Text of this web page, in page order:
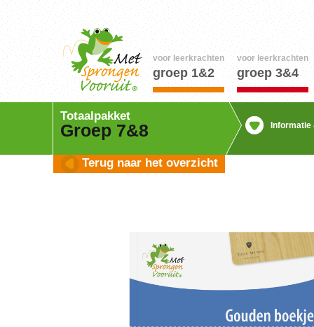
voor leerkrachten
groep 1&2
voor leerkrachten
groep 3&4
Totaalpakket
Groep 7&8
Terug naar het overzicht
Informatie